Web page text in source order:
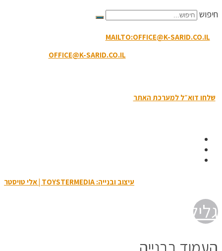
חיפוש
MAILTO:OFFICE@K-SARID.CO.IL
OFFICE@K-SARID.CO.IL
שלחו דוא״ל למערכת האתר
עיצוב ובנייה: TOYSTERMEDIA | אלי טויסטר
גלילה